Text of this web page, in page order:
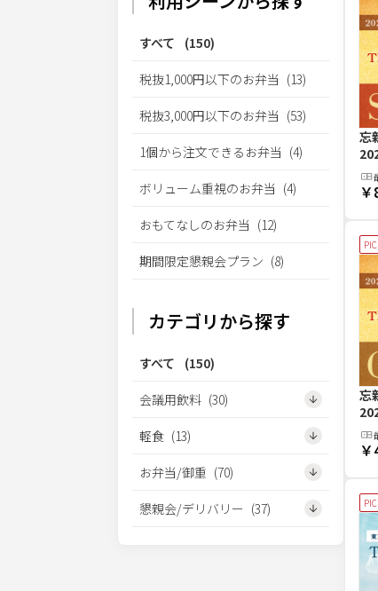
すべて (150)
税抜1,000円以下のお弁当 (13)
税抜3,000円以下のお弁当 (53)
1個から注文できるお弁当 (4)
ボリューム重視のお弁当 (4)
おもてなしのお弁当 (12)
期間限定懇親会プラン (8)
カテゴリから探す
すべて (150)
会議用飲料 (30)
軽食 (13)
お弁当/御重 (70)
懇親会/デリバリー (37)
忘
忘